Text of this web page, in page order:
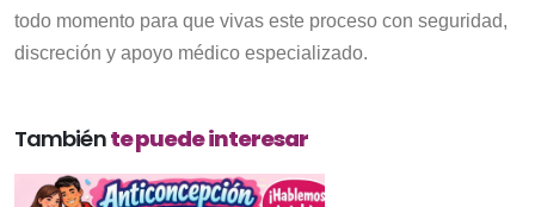
todo momento para que vivas este proceso con seguridad,
discreción y apoyo médico especializado.
Tambiénte puede interesar